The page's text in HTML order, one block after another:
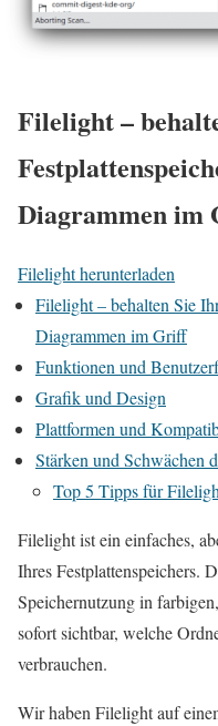
Filelight –
Diagrammen im
Filelight herunterladen
Filelight – behalten Sie
Diagrammen im Griff
Funktionen und
Grafik und Design
Plattformen und
Stärken und Schwächen
Top 5 Tipps für
Filelight ist ein einfaches,
Ihres Festplattenspeichers.
Speichernutzung in
sofort sichtbar, welche
verbrauchen.
Wir haben Filelight auf